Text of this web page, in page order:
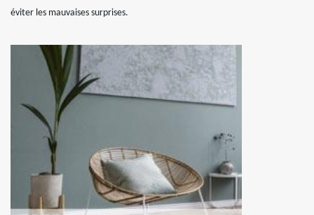
éviter les mauvaises surprises.